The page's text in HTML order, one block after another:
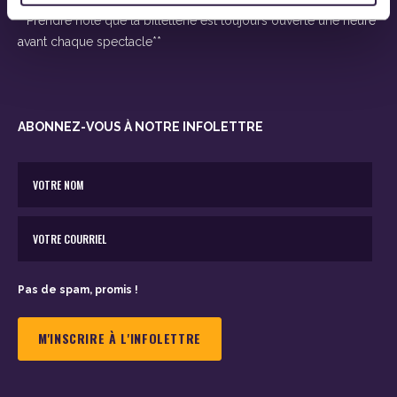
**Prendre note que la billetterie est toujours ouverte une heure
avant chaque spectacle**
ABONNEZ-VOUS À NOTRE INFOLETTRE
Pas de spam, promis !